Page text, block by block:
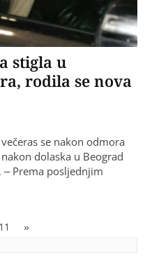
stigla u
rodila se nova
se nakon odmora
dolaska u Beograd
Prema posljednjim
11 »